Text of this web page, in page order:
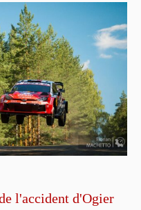
l'accident d'Ogier